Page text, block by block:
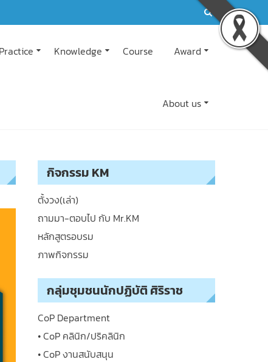
Knowledge Course Award
About us
กิจกรรม KM
ตั้งวง(เล่า)
ถามมา-ตอบไป กับ Mr.KM
หลักสูตรอบรม
ภาพกิจกรรม
กลุ่มชุมชนนักปฏิบัติ ศิริราช
CoP Department
• CoP คลินิก/ปริคลินิก
• CoP งานสนับสนุน